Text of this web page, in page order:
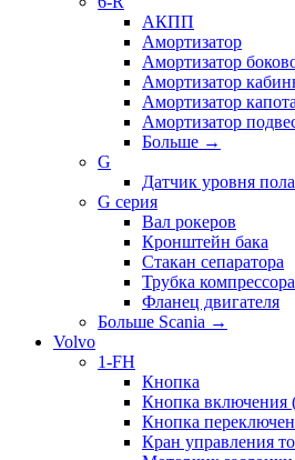
АКПП
Амортизатор
Амортизатор
Амортизатор
Амортизатор капота
Амортизатор
Больше →
G
Датчик уровня пола
G серия
Вал рокеров
Кронштейн бака
Стакан сепаратора
Трубка
Фланец двигателя
Больше Scania →
Volvo
1-FH
Кнопка
Кнопка включения
Кнопка
Кран управления